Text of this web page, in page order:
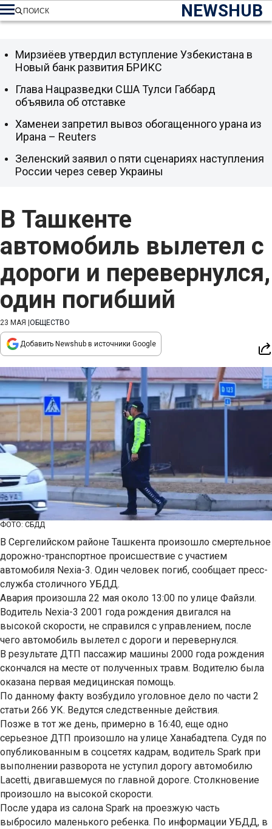
NEWSHUB
ПОИСК
В Ташкенте
автомобиль вылетел с
дороги и перевернулся,
один погибший
23 МАЯ ОБЩЕСТВО
Добавить Newshub в источники Google
ФОТО: СБДД
В Сергелийском районе Ташкента произошло смертельное
дорожно-транспортное происшествие с участием
автомобиля Nexia-3. Один человек погиб, сообщает пресс-
служба столичного УБДД.
Авария произошла 22 мая около 13:00 по улице Файзли.
Водитель Nexia-3 2001 года рождения двигался на
высокой скорости, не справился с управлением, после
чего автомобиль вылетел с дороги и перевернулся.
В результате ДТП пассажир машины 2000 года рождения
скончался на месте от полученных травм. Водителю была
оказана первая медицинская помощь.
По данному факту возбудило уголовное дело по части 2
статьи 266 УК. Ведутся следственные действия.
Позже в тот же день, примерно в 16:40, еще одно
серьезное ДТП произошло на улице Ханабадтепа. Судя по
опубликованным в соцсетях кадрам, водитель Spark при
выполнении разворота не уступил дорогу автомобилю
Lacetti, двигавшемуся по главной дороге. Столкновение
произошло на высокой скорости.
После удара из салона Spark на проезжую часть
выбросило маленького ребенка. По информации УБДД, в
Мирзиёев утвердил вступление Узбекистана в
Новый банк развития БРИКС
Глава Нацразведки США Тулси Габбард
объявила об отставке
Хаменеи запретил вывоз обогащенного урана из
Ирана – Reuters
Зеленский заявил о пяти сценариях наступления
России через север Украины